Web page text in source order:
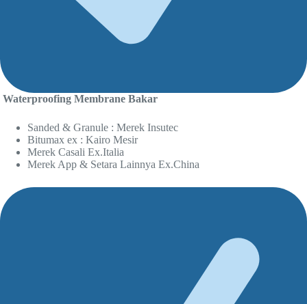
Waterproofing Membrane Bakar
Sanded & Granule : Merek Insutec
Bitumax ex : Kairo Mesir
Merek Casali Ex.Italia
Merek App & Setara Lainnya Ex.China